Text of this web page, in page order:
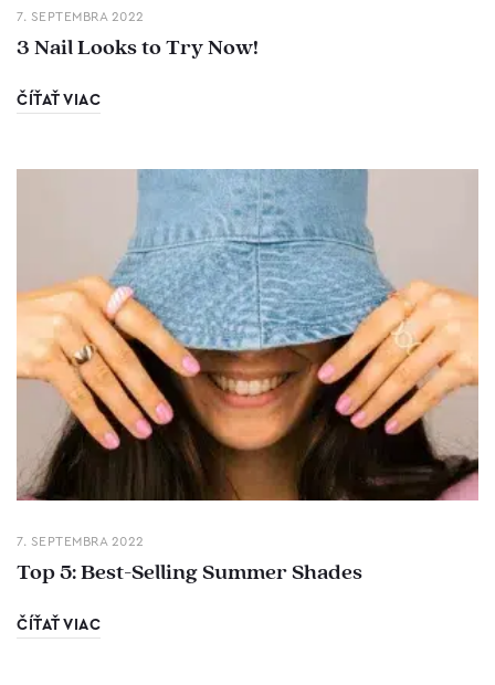
7. SEPTEMBRA 2022
3 Nail Looks to Try Now!
ČÍŤAŤ VIAC
7. SEPTEMBRA 2022
Top 5: Best-Selling Summer Shades
ČÍŤAŤ VIAC